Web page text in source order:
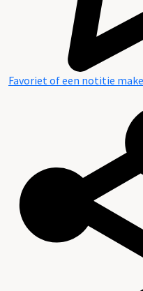
Favoriet of een notitie